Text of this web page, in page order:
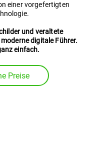
einer vorgefertigten
und veraltete
digitale Führer.
einfach.
Preise